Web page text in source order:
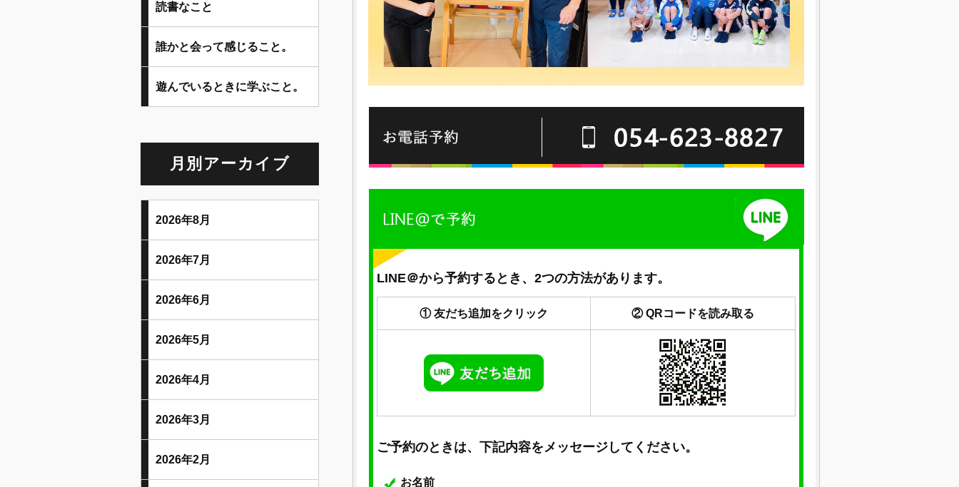
LINE＠から予約するとき、2つの方法があります。
① 友だち追加をクリック ② QRコードを読み取る
ご予約のときは、下記内容をメッセージしてください。
お名前
読書なこと
誰かと会って感じること。
遊んでいるときに学ぶこと。
月別アーカイブ
2026年8月
2026年7月
2026年6月
2026年5月
2026年4月
2026年3月
2026年2月